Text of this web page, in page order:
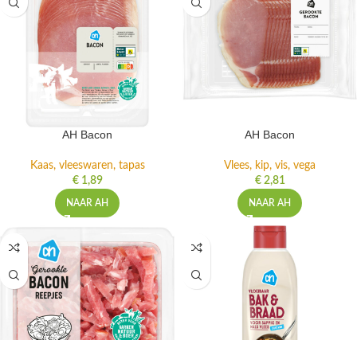
AH Bacon
Kaas, vleeswaren, tapas
€1,89
NAAR AH
AH Bacon
Vlees, kip, vis, vega
€2,81
NAAR AH